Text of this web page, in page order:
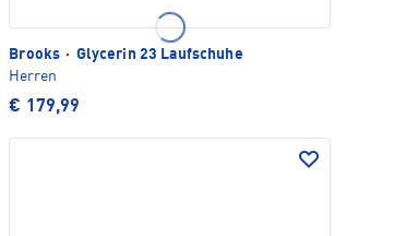
Brooks · Glycerin 23 Laufschuhe
Herren
€ 179,99